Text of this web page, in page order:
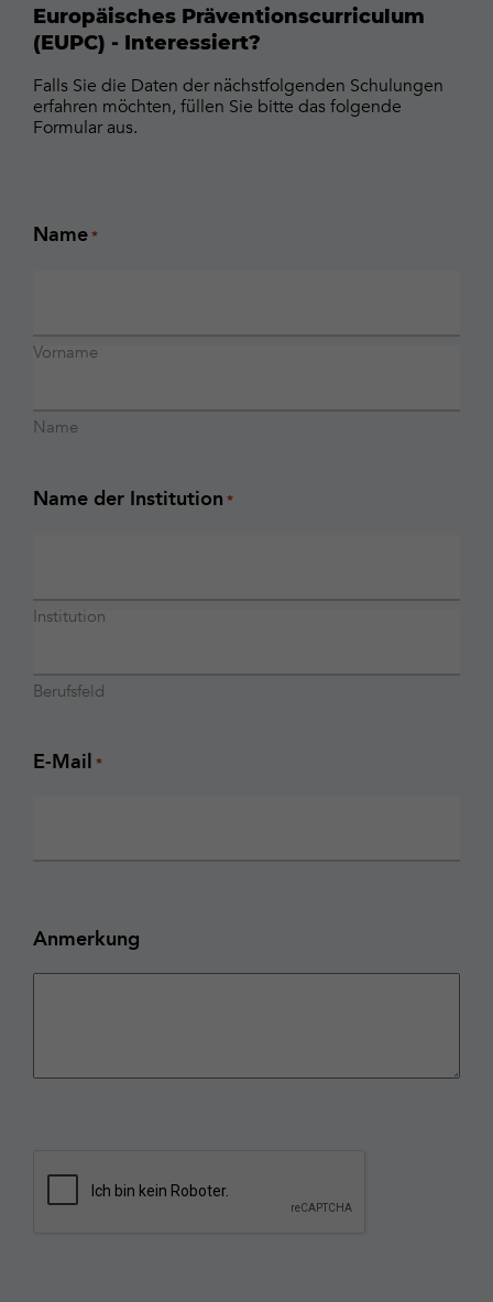
Europäisches Präventionscurriculum
(EUPC) - Interessiert?
Falls Sie die Daten der nächstfolgenden Schulungen
erfahren möchten, füllen Sie bitte das folgende
Formular aus.
Name *
Vorname
Name
Name der Institution *
Institution
Berufsfeld
E-Mail *
Anmerkung